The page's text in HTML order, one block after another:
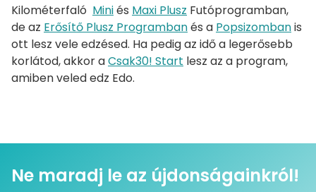
Kilométerfaló Miniés Maxi Plusz Futóprogramban,
de az Erősítő Plusz Programbanés a Popsizombanis
ott lesz vele edzésed. Ha pedig az idő a legerősebb
korlátod, akkor aCsak30! Start lesz az a program,
amiben veled edz Edo.
Ne maradj le az újdonságainkról!